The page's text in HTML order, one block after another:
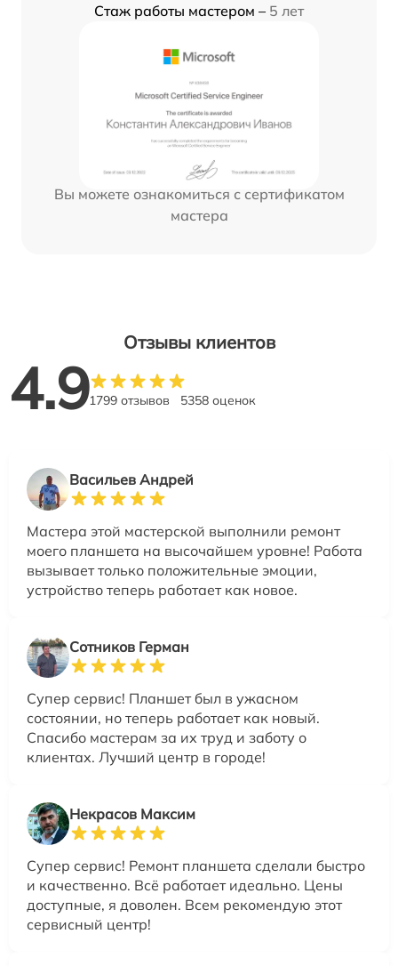
Стаж работы мастером – 5 лет
Вы можете ознакомиться с сертификатом
мастера
Отзывы клиентов
4.91799 отзывов 5358 оценок
Васильев Андрей
Мастера этой мастерской выполнили ремонт
моего планшета на высочайшем уровне! Работа
вызывает только положительные эмоции,
устройство теперь работает как новое.
Сотников Герман
Супер сервис! Планшет был в ужасном
состоянии, но теперь работает как новый.
Спасибо мастерам за их труд и заботу о
клиентах. Лучший центр в городе!
Некрасов Максим
Супер сервис! Ремонт планшета сделали быстро
и качественно. Всё работает идеально. Цены
доступные, я доволен. Всем рекомендую этот
сервисный центр!